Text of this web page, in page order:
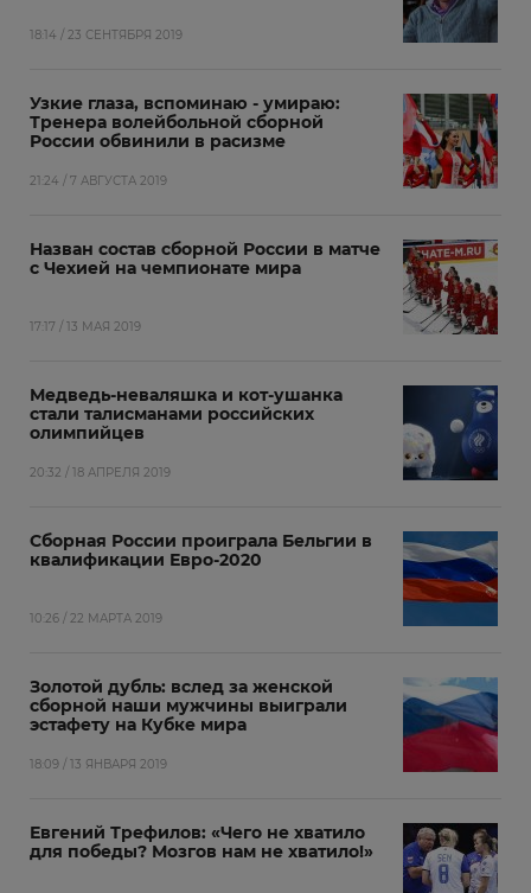
18:14 / 23 СЕНТЯБРЯ 2019
Узкие глаза, вспоминаю - умираю:
Тренера волейбольной сборной
России обвинили в расизме
21:24 / 7 АВГУСТА 2019
Назван состав сборной России в матче
с Чехией на чемпионате мира
17:17 / 13 МАЯ 2019
Медведь-неваляшка и кот-ушанка
стали талисманами российских
олимпийцев
20:32 / 18 АПРЕЛЯ 2019
Сборная России проиграла Бельгии в
квалификации Евро-2020
10:26 / 22 МАРТА 2019
Золотой дубль: вслед за женской
сборной наши мужчины выиграли
эстафету на Кубке мира
18:09 / 13 ЯНВАРЯ 2019
Евгений Трефилов: «Чего не хватило
для победы? Мозгов нам не хватило!»